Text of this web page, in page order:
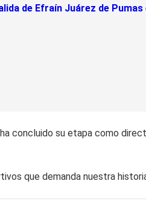
de Efraín Juárez de
concluido su etapa como
que demanda nuestra